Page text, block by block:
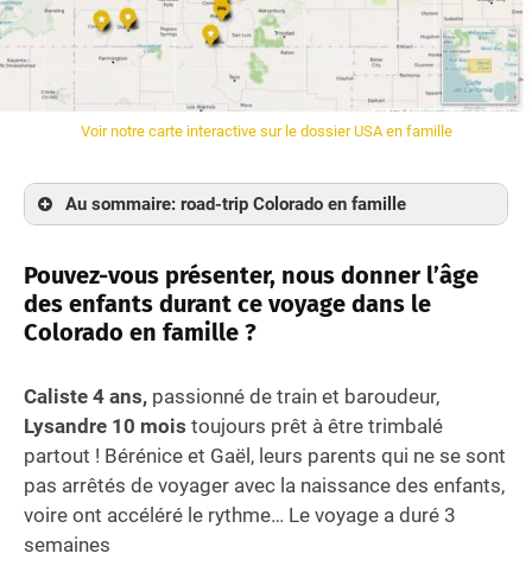
Voir notre carte interactive sur le dossier USA en famille
Au sommaire: road-trip Colorado en famille
Pouvez-vous présenter, nous donner l’âge des
enfants durant ce voyage dans le Colorado en
famille ?
Comment avez-vous préparé ce voyage avec
Que voir au Colorado en famille? Quel fut votre
itinéraire ?
Visite de Denver et alentour
Partir sur les traces de Buffalo Bill et des
1ers trains à Golden
Remonter le temps sur Georgetown rail-loop :
Pouvez-vous présenter, nous donner l’âge
des enfants durant ce voyage dans le
Colorado en famille ?
Caliste 4 ans, passionné de train et baroudeur,
Lysandre 10 mois toujours prêt à être trimbalé
partout ! Bérénice et Gaël, leurs parents qui ne se sont
pas arrêtés de voyager avec la naissance des enfants,
voire ont accéléré le rythme… Le voyage a duré 3
semaines